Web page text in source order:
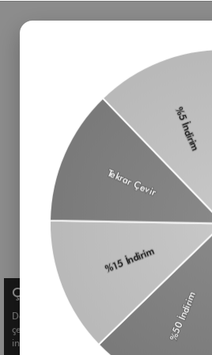
Bizden Haberler
Haberlerimiz, özel tekliflerimiz ve favori
hakkında ilk siz bilgi sahibi olun
Üyelik koşullarını
kişisel
korunmasını kabul ediyorum.
© Shule. All right reserved.
Çerez Kullanımı
Deneyiminizi geliştirmek ve size
çerezler kullanıyoruz. Detaylı bilgi için
inceleyebilirsiniz.